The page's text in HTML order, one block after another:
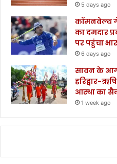
5 days ago
कॉमनवेल्थ
का दमदार
पर पहुंचा
6 days ago
सावन के
हरिद्वार-
आस्था का
1 week ago